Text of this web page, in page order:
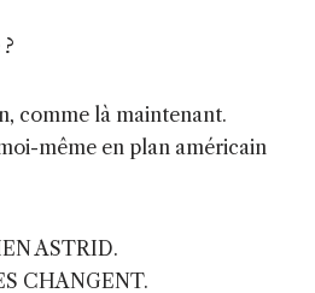
comme là maintenant.
même en plan américain
ASTRID.
CHANGENT.